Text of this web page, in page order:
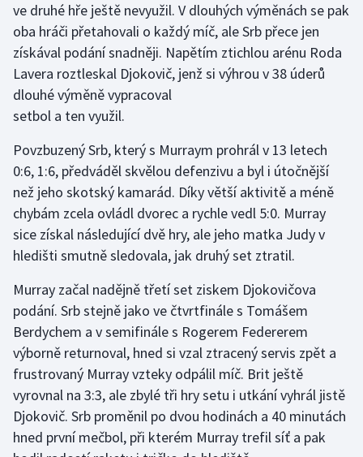
Olympijské hry
Parasport
Plavání
Plážový volejbal
Ragby
Rychlobruslení
Rychlostní kanoistika
Short track
Sportovní střelba
Stolní tenis
Triatlon
ve druhé hře ještě nevyužil. V dlouhých výměnách se pak
oba hráči přetahovali o každý míč, ale Srb přece jen
získával podání snadněji. Napětím ztichlou arénu Roda
Lavera roztleskal Djokovič, jenž si výhrou v 38 úderů
dlouhé výměně vypracoval
setbol a ten využil.
Povzbuzený Srb, který s Murraym prohrál v 13 letech
0:6, 1:6, předváděl skvělou defenzivu a byl i útočnější
než jeho skotský kamarád. Díky větší aktivitě a méně
chybám zcela ovládl dvorec a rychle vedl 5:0. Murray
sice získal následující dvě hry, ale jeho matka Judy v
hledišti smutně sledovala, jak druhý set ztratil.
Murray začal nadějně třetí set ziskem Djokovičova
podání. Srb stejně jako ve čtvrtfinále s Tomášem
Berdychem a v semifinále s Rogerem Federerem
výborně returnoval, hned si vzal ztracený servis zpět a
frustrovaný Murray vzteky odpálil míč. Brit ještě
vyrovnal na 3:3, ale zbylé tři hry setu i utkání vyhrál jistě
Djokovič. Srb proměnil po dvou hodinách a 40 minutách
hned první mečbol, při kterém Murray trefil síť a pak